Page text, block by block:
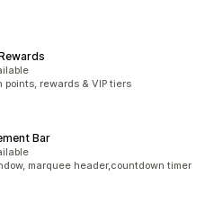
rewards & VIP tiers
Bar
marquee header,countdown timer